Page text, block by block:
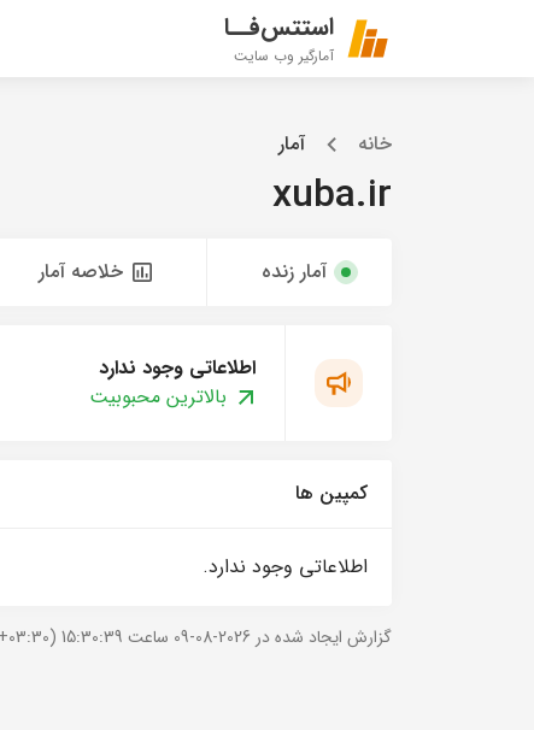
استتس‌فــا
آمارگیر وب سایت
خانه آمار
xuba.ir
آمار زنده خلاصه آمار
اطلاعاتی وجود ندارد
بالاترین محبوبیت
کمپین ها
اطلاعاتی وجود ندارد.
گزارش ایجاد شده در 2026-08-09 ساعت 15:30:39 (UTC +03:30).